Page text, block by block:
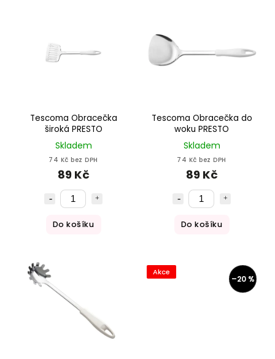
Abecedně
Tescoma Obracečka
široká PRESTO
Skladem
74 Kč bez DPH
89 Kč
Do košíku
Tescoma Obracečka do
woku PRESTO
Skladem
74 Kč bez DPH
89 Kč
Do košíku
Akce
–20 %